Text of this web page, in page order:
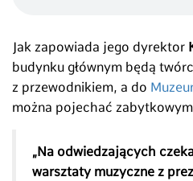
Jak zapowiada jego dyrektor
budynku głównym będą
z przewodnikiem, a do
można pojechać
„Na odwiedzających
warsztaty muzyczne z